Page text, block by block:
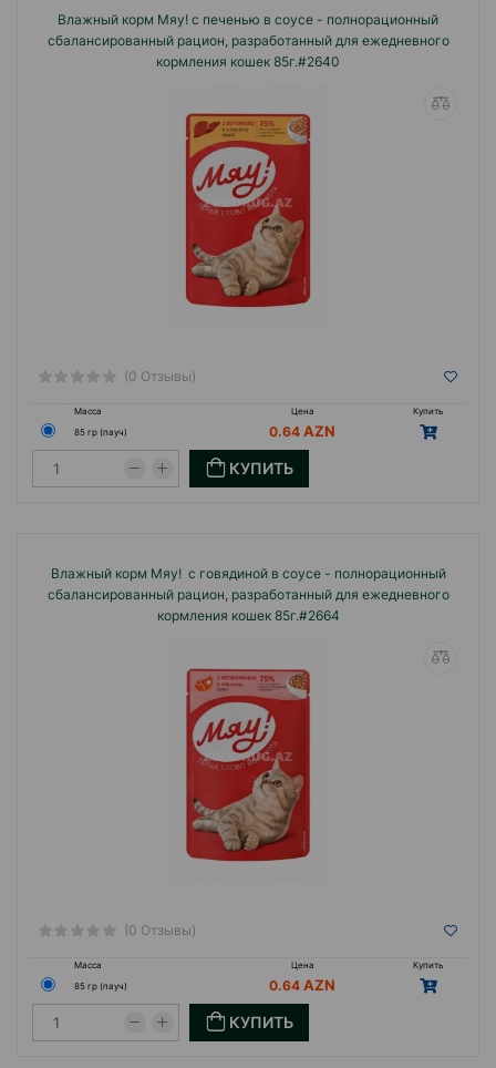
Влажный корм Мяу! с печенью в соусе - полнорационный
сбалансированный рацион, разработанный для ежедневного
кормления кошек 85г.#2640
(0 Отзывы)
Масса Цена
Купить
85 гр (пауч)
0.64
КУПИТЬ
Влажный корм Мяу! с говядиной в соусе - полнорационный
сбалансированный рацион, разработанный для ежедневного
кормления кошек 85г.#2664
(0 Отзывы)
Масса Цена
Купить
85 гр (пауч)
0.64
КУПИТЬ